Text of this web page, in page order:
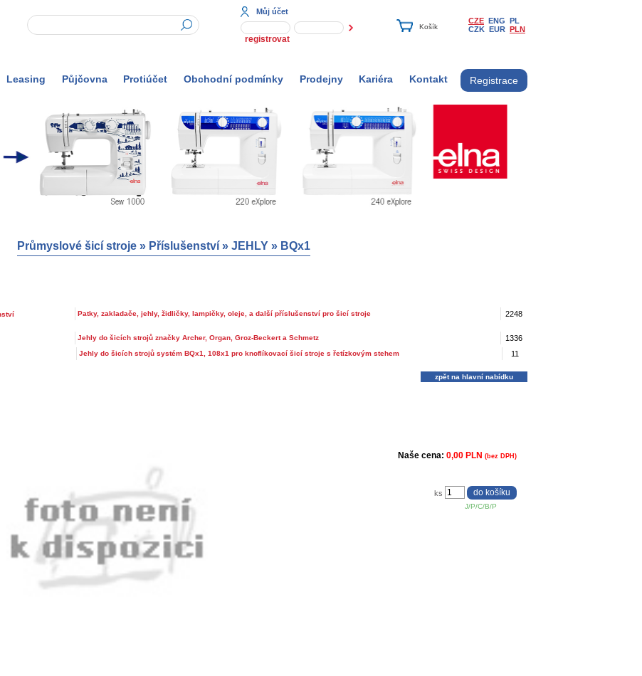
Můj účet
registrovat
CZE ENG PL
CZK EUR PLN
Leasing Půjčovna Protiúčet Obchodní podmínky Prodejny Kariéra Kontakt Registrace
Průmyslové šicí stroje » Příslušenství » JEHLY » BQx1
Patky, zakladače, jehly, židličky, lampičky, oleje, a další příslušenství pro šicí stroje 2248
Jehly do šicích strojů značky Archer, Organ, Groz-Beckert a Schmetz
1336
Jehly do šicích strojů systém BQx1, 108x1 pro knoflíkovací šicí stroje s řetízkovým stehem 11
zpět na hlavní nabídku
Naše cena: 0,00 PLN (bez DPH)
J/P/C/B/P
ks